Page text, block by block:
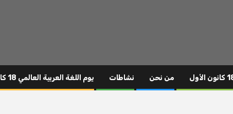
من نحن نشاطات يوم اللغة العربية العالمي 18 كانون الأول